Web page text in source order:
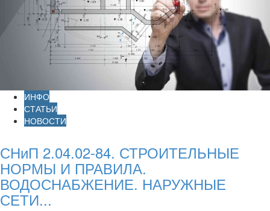
ИНФО
СТАТЬИ
НОВОСТИ
СНиП 2.04.02-84. СТРОИТЕЛЬНЫЕ
НОРМЫ И ПРАВИЛА.
ВОДОСНАБЖЕНИЕ. НАРУЖНЫЕ
СЕТИ...